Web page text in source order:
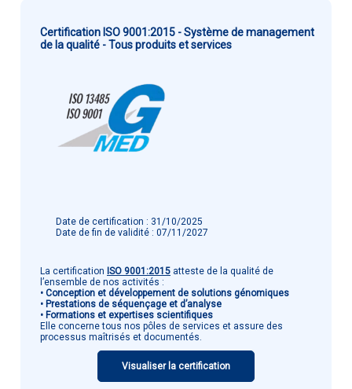
Certification ISO 9001:2015 - Système de management
de la qualité - Tous produits et services
Date de certification : 31/10/2025
Date de fin de validité : 07/11/2027
La certification ISO 9001:2015 atteste de la qualité de
l’ensemble de nos activités :
• Conception et développement de solutions génomiques
• Prestations de séquençage et d’analyse
• Formations et expertises scientifiques
Elle concerne tous nos pôles de services et assure des
processus maîtrisés et documentés.
Visualiser la certification